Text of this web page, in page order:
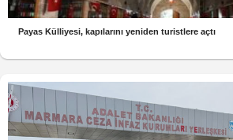
Payas Külliyesi, kapılarını yeniden turistlere açtı